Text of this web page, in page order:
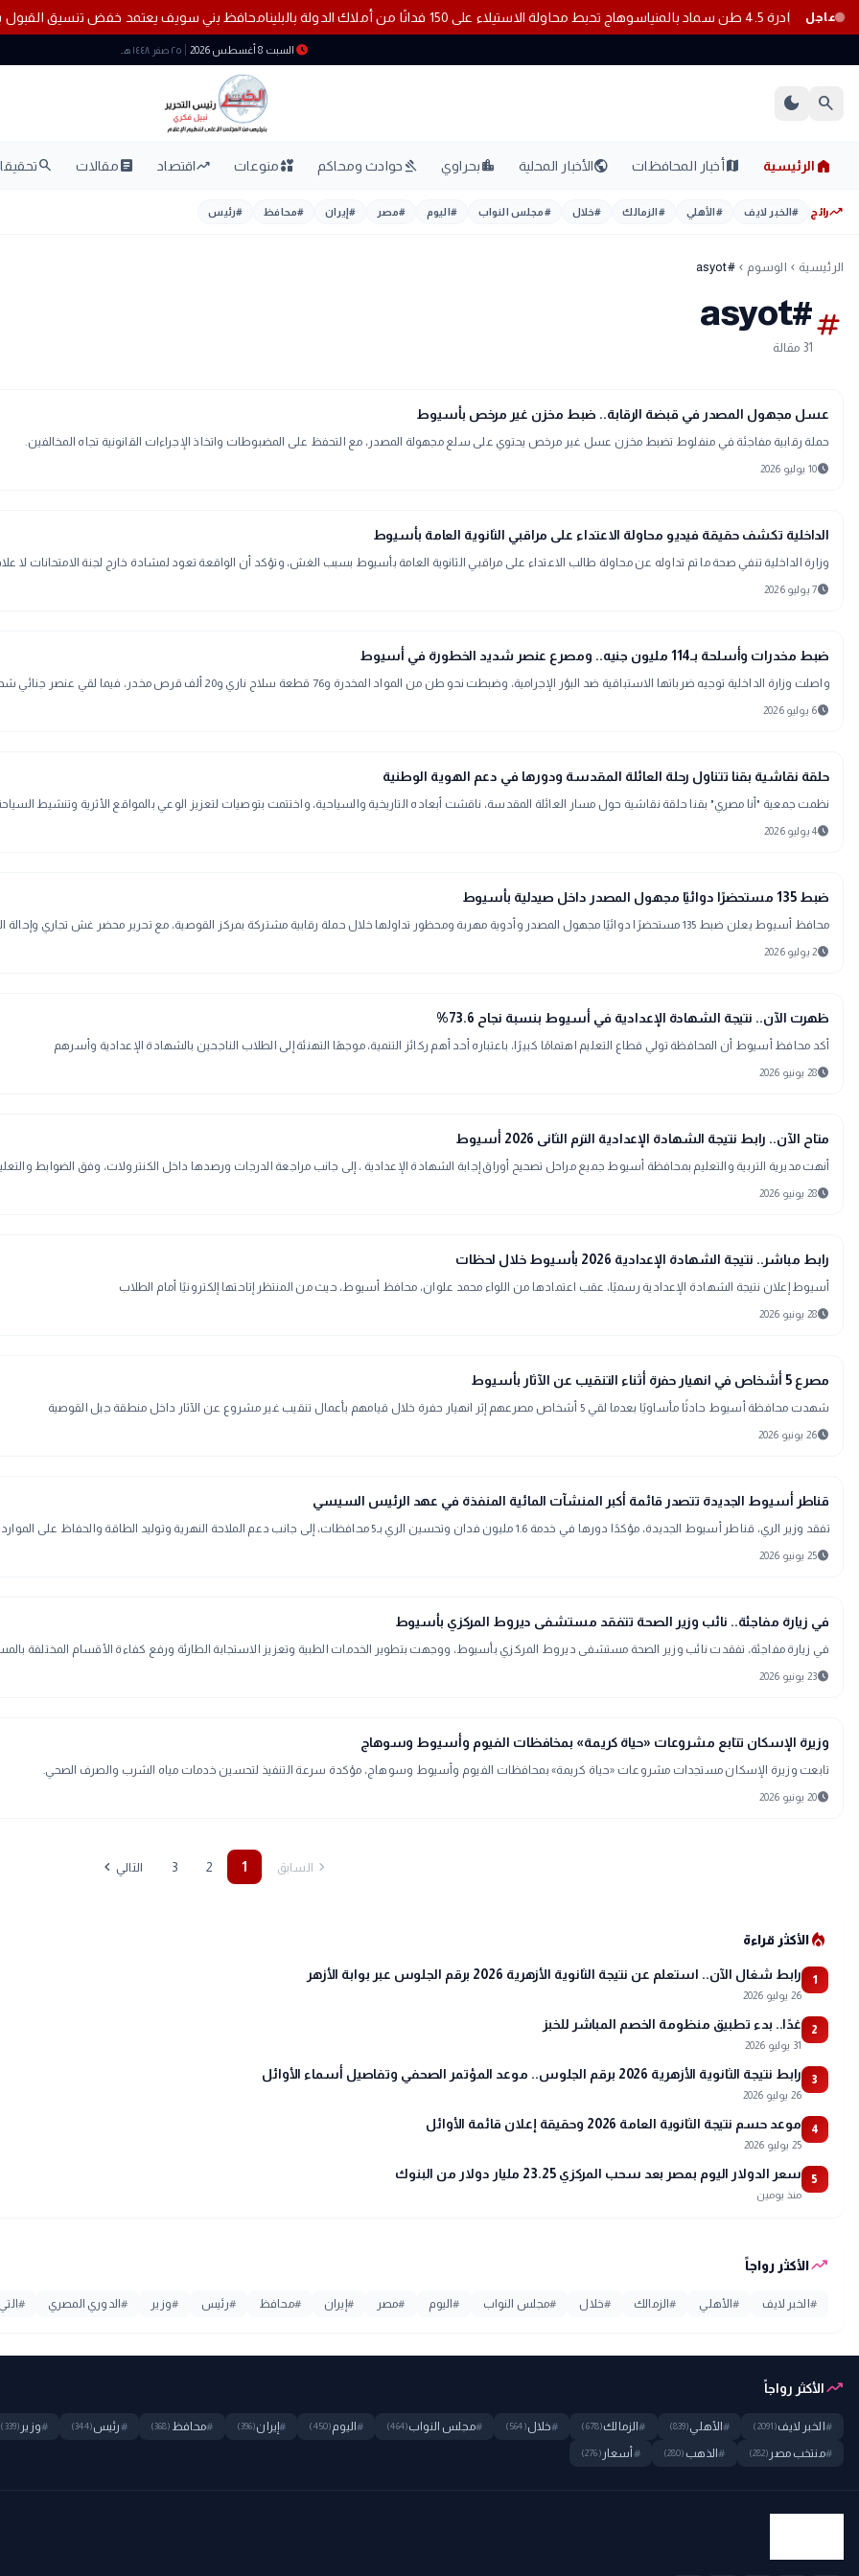
عاجل سوهاج تحبط محاولة الاستيلاء على 150 فدانًا من أملاك الدولة بالبلينا محافظ بني سويف يعتمد خفض تنسيق القبول
schedule السبت 8 أغسطس 2026 ٢٥ صفر ١٤٤٨ هـ
search
dark_mode
home الرئيسية mapأخبار المحافظات publicالأخبار المحلية location_cityبحراوي gavelحوادث ومحاكم interestsمنوعات trending_upاقتصاد articleمقالات search
trending_upرائج #الخبر لايف #الأهلي #الزمالك #خلال #مجلس النواب #اليوم #مصر #إيران #محافظ #رئيس
الرئيسية chevron_left الوسوم chevron_left
#asyot
tag
#asyot
31 مقالة
gavel
حوادث ومحاكم
عسل مجهول المصدر في قبضة الرقابة.. ضبط مخزن غير مرخص بأسيوط
حملة رقابية مفاجئة في منفلوط تضبط مخزن عسل غير مرخص يحتوي على سلع مجهولة المصدر، مع التحفظ على المضبوطات واتخاذ الإجراءات القانونية تجاه المخالفين.
schedule10 يوليو 2026
gavel
حوادث ومحاكم
الداخلية تكشف حقيقة فيديو محاولة الاعتداء على مراقبي الثانوية العامة بأسيوط
وزارة الداخلية تنفي صحة ما تم تداوله عن محاولة طالب الاعتداء على مراقبي الثانوية العامة بأسيوط بسبب الغش، وتؤكد أن الواقعة تعود لمشادة خارج لجنة الامتحانات لا
schedule7 يوليو 2026
gavel
حوادث ومحاكم
ضبط مخدرات وأسلحة بـ114 مليون جنيه.. ومصرع عنصر شديد الخطورة في أسيوط
واصلت وزارة الداخلية توجيه ضرباتها الاستباقية ضد البؤر الإجرامية، وضبطت نحو طن من المواد المخدرة و76 قطعة سلاح ناري و20 ألف قرص مخدر، فيما لقي عنصر جنائي شديد الخطورة مصرعه خلال المداهمة بأسيوط.
schedule6 يوليو 2026
map
أخبار المحافظات
حلقة نقاشية بقنا تتناول رحلة العائلة المقدسة ودورها في دعم الهوية الوطنية
نظمت جمعية "أنا مصري" بقنا حلقة نقاشية حول مسار العائلة المقدسة، ناقشت أبعاده التاريخية والسياحية، واختتمت بتوصيات لتعزيز الوعي بالمواقع الأثرية وتنشيط السياحة
schedule4 يوليو 2026
map
أخبار المحافظات
ضبط 135 مستحضرًا دوائيًا مجهول المصدر داخل صيدلية بأسيوط
محافظ أسيوط يعلن ضبط 135 مستحضرًا دوائيًا مجهول المصدر وأدوية مهربة ومحظور تداولها خلال حملة رقابية مشتركة بمركز القوصية، مع تحرير محضر غش تجاري وإحالة الواقعة للنيابة العامة.
schedule2 يوليو 2026
school
مدارس وجامعات
ظهرت الآن.. نتيجة الشهادة الإعدادية في أسيوط بنسبة نجاح 73.6%
أكد محافظ أسيوط أن المحافظة تولي قطاع التعليم اهتمامًا كبيرًا، باعتباره أحد أهم ركائز التنمية، موجهًا التهنئة إلى الطلاب الناجحين بالشهادة الإعدادية وأسرهم
schedule28 يونيو 2026
school
مدارس وجامعات
متاح الآن.. رابط نتيجة الشهادة الإعدادية الترم الثانى 2026 أسيوط
أنهت مديرية التربية والتعليم بمحافظة أسيوط جميع مراحل تصحيح أوراق إجابة الشهادة الإعدادية ، إلى جانب مراجعة الدرجات ورصدها داخل الكنترولات، وفق الضوابط
schedule28 يونيو 2026
school
مدارس وجامعات
رابط مباشر.. نتيجة الشهادة الإعدادية 2026 بأسيوط خلال لحظات
أسيوط إعلان نتيجة الشهادة الإعدادية رسميًا، عقب اعتمادها من اللواء محمد علوان، محافظ أسيوط، حيث من المنتظر إتاحتها إلكترونيًا أمام الطلاب
schedule28 يونيو 2026
gavel
حوادث ومحاكم
مصرع 5 أشخاص في انهيار حفرة أثناء التنقيب عن الآثار بأسيوط
شهدت محافظة أسيوط حادثًا مأساويًا بعدما لقي 5 أشخاص مصرعهم إثر انهيار حفرة خلال قيامهم بأعمال تنقيب غير مشروع عن الآثار داخل منطقة جبل القوصية
schedule26 يونيو 2026
public
الأخبار المحلية
قناطر أسيوط الجديدة تتصدر قائمة أكبر المنشآت المائية المنفذة في عهد الرئيس السيسي
تفقد وزير الري، قناطر أسيوط الجديدة، مؤكدًا دورها في خدمة 1.6 مليون فدان وتحسين الري بـ5 محافظات، إلى جانب دعم الملاحة النهرية وتوليد الطاقة والحفاظ على الموارد المائية.
schedule25 يونيو 2026
public
الأخبار المحلية
في زيارة مفاجئة.. نائب وزير الصحة تتفقد مستشفى ديروط المركزي بأسيوط
في زيارة مفاجئة، تفقدت نائب وزير الصحة مستشفى ديروط المركزي بأسيوط، ووجهت بتطوير الخدمات الطبية وتعزيز الاستجابة الطارئة ورفع كفاءة الأقسام المختلفة
schedule23 يونيو 2026
public
الأخبار المحلية
وزيرة الإسكان تتابع مشروعات «حياة كريمة» بمخافظات الفيوم وأسيوط وسوهاج
تابعت وزيرة الإسكان مستجدات مشروعات «حياة كريمة» بمحافظات الفيوم وأسيوط وسوهاج، مؤكدة سرعة التنفيذ لتحسين خدمات مياه الشرب والصرف الصحي.
schedule20 يونيو 2026
chevron_right السابق 1
2
3 التاليchevron_left
local_fire_departmentالأكثر قراءة
1 رابط شغال الآن.. استعلم عن نتيجة الثانوية الأزهرية 2026 برقم الجلوس عبر بوابة الأزهر
26 يوليو 2026
2 غدًا.. بدء تطبيق منظومة الخصم المباشر للخبز
31 يوليو 2026
3 رابط نتيجة الثانوية الأزهرية 2026 برقم الجلوس.. موعد المؤتمر الصحفي وتفاصيل أسماء الأوائل
26 يوليو 2026
4 موعد حسم نتيجة الثانوية العامة 2026 وحقيقة إعلان قائمة الأوائل
25 يوليو 2026
5 سعر الدولار اليوم بمصر بعد سحب المركزي 23.25 مليار دولار من البنوك
منذ يومين
trending_upالأكثر رواجاً
# الخبر لايف #الأهلي #الزمالك #خلال #مجلس النواب #اليوم #مصر # إيران #محافظ #رئيس #وزير #الدوري المصري # التي
trending_upالأكثر رواجاً
# الخبر لايف(2091)
#الأهلي(839)
#الزمالك(678)
#خلال(564)
#مجلس النواب(464)
#اليوم(450)
#إيران(396)
#محافظ (368)
#رئيس(344)
#وزير (339)
#منتخب مصر (282)
#الذهب (280)
# أسعار (276)